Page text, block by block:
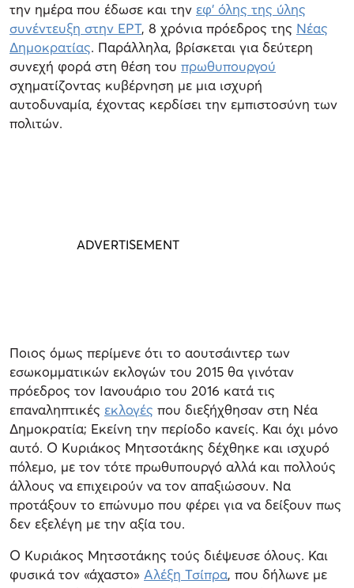
την ημέρα που έδωσε και την εφ' όλης της ύλης
συνέντευξη στην ΕΡΤ, 8 χρόνια πρόεδρος της Νέας
Δημοκρατίας. Παράλληλα, βρίσκεται για δεύτερη
συνεχή φορά στη θέση του πρωθυπουργού
σχηματίζοντας κυβέρνηση με μια ισχυρή
αυτοδυναμία, έχοντας κερδίσει την εμπιστοσύνη των
πολιτών.
Ποιος όμως περίμενε ότι το αουτσάιντερ των
εσωκομματικών εκλογών του 2015 θα γινόταν
πρόεδρος τον Ιανουάριο του 2016 κατά τις
επαναληπτικές εκλογές που διεξήχθησαν στη Νέα
Δημοκρατία; Εκείνη την περίοδο κανείς. Και όχι μόνο
αυτό. Ο Κυριάκος Μητσοτάκης δέχθηκε και ισχυρό
πόλεμο, με τον τότε πρωθυπουργό αλλά και πολλούς
άλλους να επιχειρούν να τον απαξιώσουν. Να
προτάξουν το επώνυμο που φέρει για να δείξουν πως
δεν εξελέγη με την αξία του.
Ο Κυριάκος Μητσοτάκης τούς διέψευσε όλους. Και
φυσικά τον «άχαστο» Αλέξη Τσίπρα, που δήλωνε με